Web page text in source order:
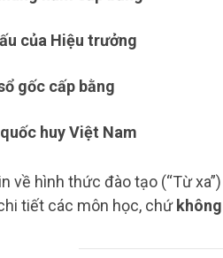
của Hiệu trưởng
gốc cấp bằng
huy Việt Nam
về hình thức đào tạo (“Từ xa”)
tiết các môn học, chứ